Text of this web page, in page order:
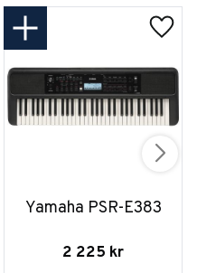
Yamaha PSR-E383
2 225 kr